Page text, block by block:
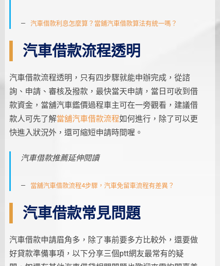
汽車借款利息怎麼算？當鋪汽車借款算法有統一嗎？
汽車借款流程透明
汽車借款流程透明，只有四步驟就能申辦完成，從諮
詢、申請、審核及撥款，最快當天申請，當日可收到借
款資金，當舖汽車鑑價過程車主可在一旁觀看，建議借
款人可先了解當舖汽車借款流程如何進行，除了可以更
快進入狀況外，還可縮短申請時間喔。
汽車借款推薦延伸閱讀
當舖汽車借款流程4步驟，汽車免留車流程有差異？
汽車借款常見問題
汽車借款申請眉角多，除了事前要多方比較外，還要做
好貸款準備事項，以下分享三個ptt網友最常有的疑